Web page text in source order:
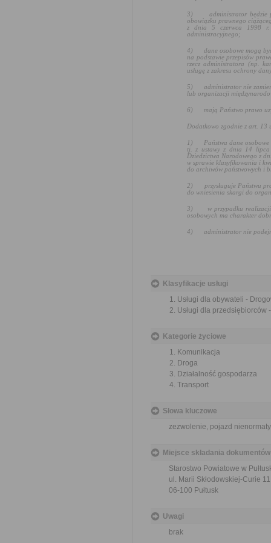
3) administrator
obowiązku prawnego
z dnia 5 czerwca 1998 r.
administracyjnego ;
4) dane osobowe mogą
na podstawie przepisów
rzecz administratora (np.
usługę z zakresu ochrony
5) administrator nie
lub organizacji
6) mają Państwo prawo
Dodatkowo zgodnie z art. 13
1) Państwa dane
tj. z ustawy z dnia 14 lipca
Dziedzictwa Narodowego z
w sprawie klasyfikowania i
do archiwów państwowych i
2)
przysługuje Państwu
do wniesienia skargi do
3) w przypadku
osobowych ma charakter
4) administrator nie
Klasyfikacje usługi
Usługi dla obywateli -
Usługi dla
Kategorie życiowe
Komunikacja
Droga
Działalność gospodarza
Transport
Słowa kluczowe
zezwolenie, pojazd
Miejsce składania dokumentów
Starostwo Powiatowe w
ul. Marii Skłodowskiej-Curie 11
06-100 Pułtusk
Uwagi
brak